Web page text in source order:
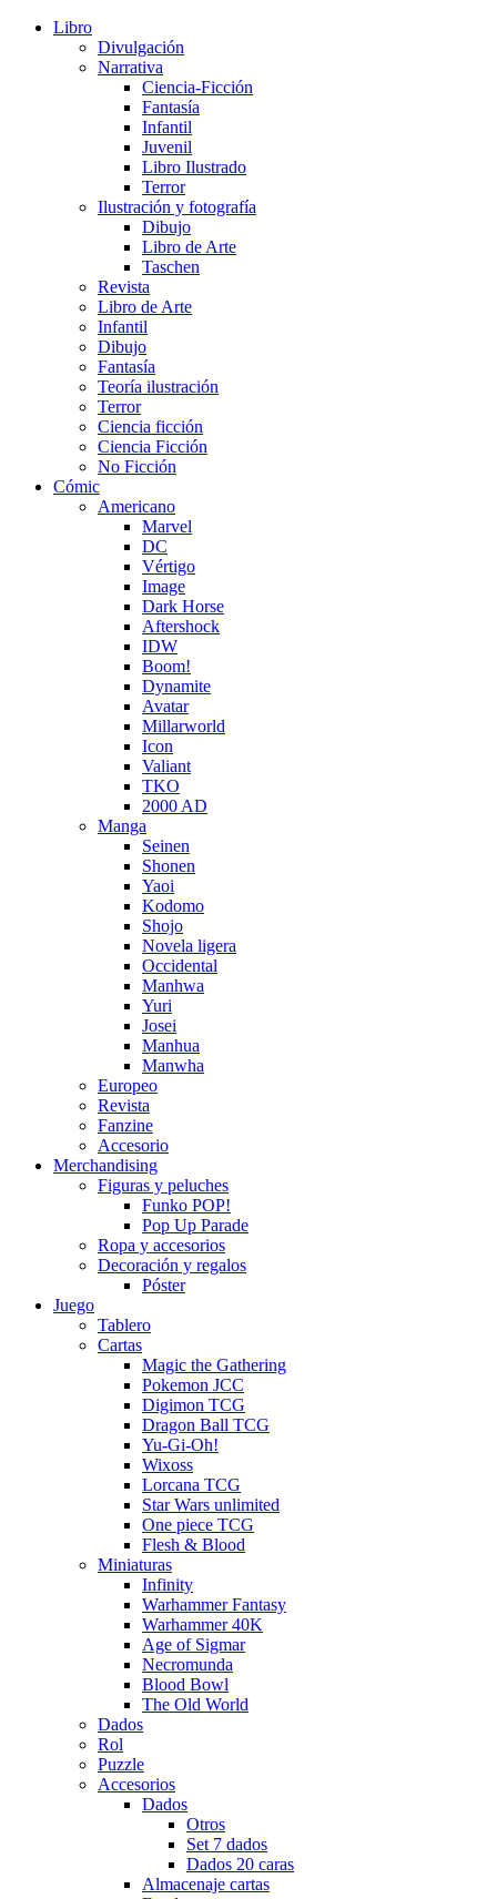
Libro
Divulgación
Narrativa
Ciencia-Ficción
Fantasía
Infantil
Juvenil
Libro Ilustrado
Terror
Ilustración y fotografía
Dibujo
Libro de Arte
Taschen
Revista
Libro de Arte
Infantil
Dibujo
Fantasía
Teoría ilustración
Terror
Ciencia ficción
Ciencia Ficción
No Ficción
Cómic
Americano
Marvel
DC
Vértigo
Image
Dark Horse
Aftershock
IDW
Boom!
Dynamite
Avatar
Millarworld
Icon
Valiant
TKO
2000 AD
Manga
Seinen
Shonen
Yaoi
Kodomo
Shojo
Novela ligera
Occidental
Manhwa
Yuri
Josei
Manhua
Manwha
Europeo
Revista
Fanzine
Accesorio
Merchandising
Figuras y peluches
Funko POP!
Pop Up Parade
Ropa y accesorios
Decoración y regalos
Póster
Juego
Tablero
Cartas
Magic the Gathering
Pokemon JCC
Digimon TCG
Dragon Ball TCG
Yu-Gi-Oh!
Wixoss
Lorcana TCG
Star Wars unlimited
One piece TCG
Flesh & Blood
Miniaturas
Infinity
Warhammer Fantasy
Warhammer 40K
Age of Sigmar
Necromunda
Blood Bowl
The Old World
Dados
Rol
Puzzle
Accesorios
Dados
Otros
Set 7 dados
Dados 20 caras
Almacenaje cartas